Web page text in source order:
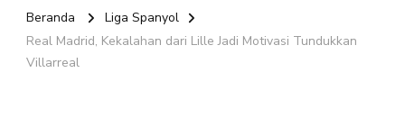
Beranda
Liga Spanyol
Real Madrid, Kekalahan dari Lille Jadi Motivasi Tundukkan
Villarreal